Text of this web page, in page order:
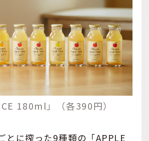
180ml」（各390円）
とに搾った9種類の「APPLE